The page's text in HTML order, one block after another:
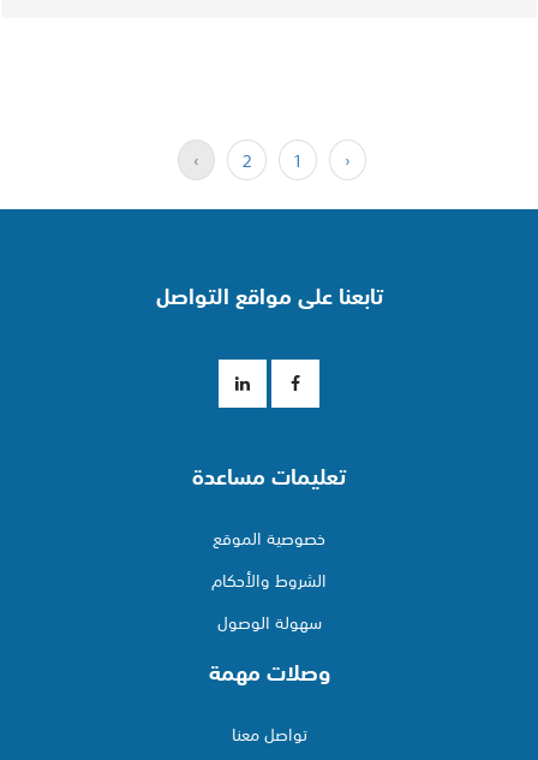
‹
1
2
›
تابعنا على مواقع التواصل
تعليمات مساعدة
خصوصية الموقع
الشروط والأحكام
سهولة الوصول
وصلات مهمة
تواصل معنا